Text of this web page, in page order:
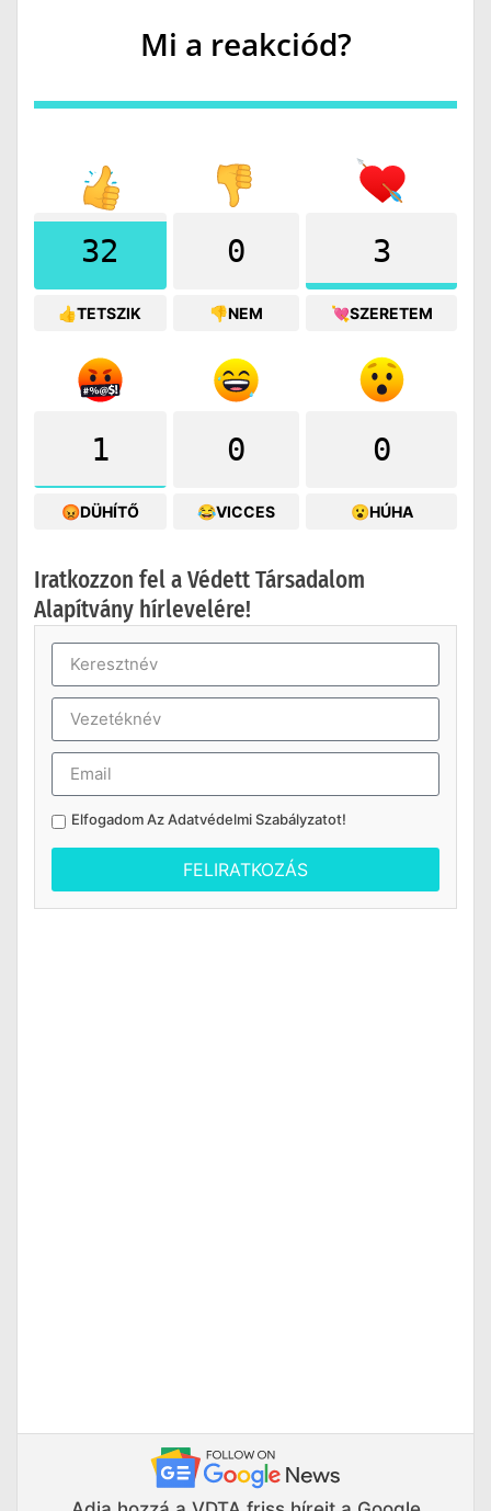
Mi a reakciód?
32
👍TETSZIK
0
👎NEM
3
💘SZERETEM
1
😡DÜHÍTŐ
0
😂VICCES
0
😮HÚHA
Iratkozzon fel a Védett Társadalom
Alapítvány hírlevelére!
Elfogadom AzAdatvédelmi Szabályzatot!
FELIRATKOZÁS